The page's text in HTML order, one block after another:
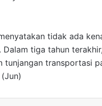
tidak ada
tiga tahun
tunjangan transportasi